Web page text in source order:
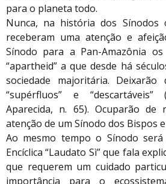
para o planeta todo.
Nunca, na história dos Sínodos
receberam uma atenção e
Sínodo para a Pan-Amazônia
“apartheid” a que desde há
sociedade majoritária. Deixarão
“supérfluos” e
Aparecida, n. 65). Ocuparão
atenção de um Sínodo dos Bispos
Ao mesmo tempo o Sínodo
Encíclica “Laudato Sì” que fala
que requerem um cuidado
importância para o